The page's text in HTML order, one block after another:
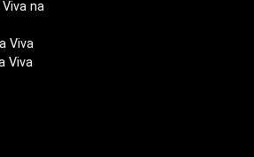
na
Viva
Viva